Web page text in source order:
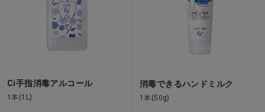
Ci手指消毒アルコール
1本(1L)
消毒できるハンドミルク
1本(50g)